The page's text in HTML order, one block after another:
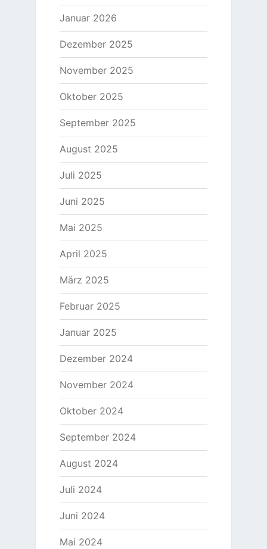
Januar 2026
Dezember 2025
November 2025
Oktober 2025
September 2025
August 2025
Juli 2025
Juni 2025
Mai 2025
April 2025
März 2025
Februar 2025
Januar 2025
Dezember 2024
November 2024
Oktober 2024
September 2024
August 2024
Juli 2024
Juni 2024
Mai 2024